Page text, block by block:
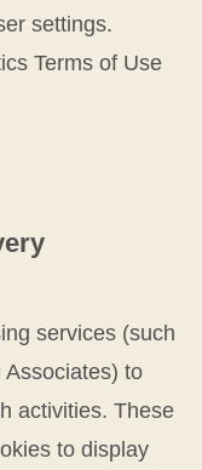
settings.
Terms of Use
services (such
Associates) to
activities. These
to display